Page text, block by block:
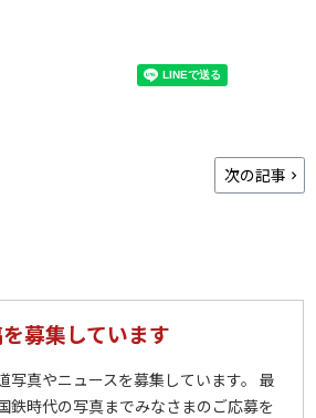
次の記事
募集しています
写真やニュースを募集しています。 最
鉄時代の写真までみなさまのご応募を